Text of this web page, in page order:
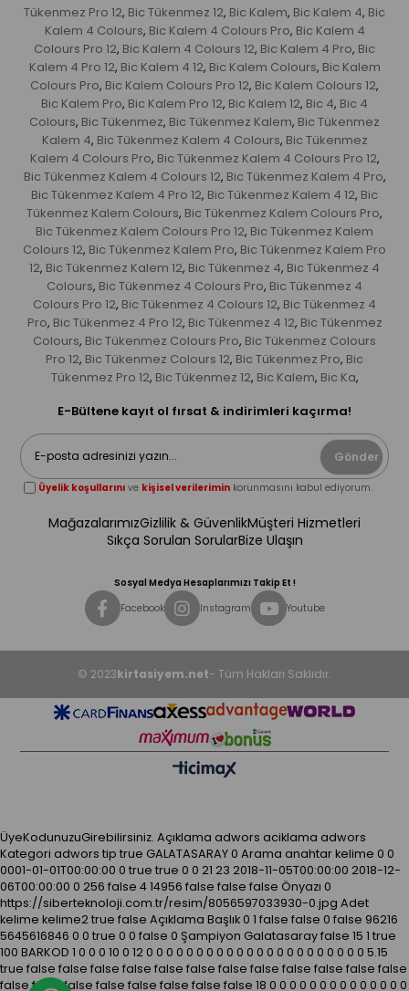
Tükenmez Pro 12, Bic Tükenmez 12, Bic Kalem, Bic Kalem 4, Bic
Kalem 4 Colours, Bic Kalem 4 Colours Pro, Bic Kalem 4
Colours Pro 12, Bic Kalem 4 Colours 12, Bic Kalem 4 Pro, Bic
Kalem 4 Pro 12, Bic Kalem 4 12, Bic Kalem Colours, Bic Kalem
Colours Pro, Bic Kalem Colours Pro 12, Bic Kalem Colours 12,
Bic Kalem Pro, Bic Kalem Pro 12, Bic Kalem 12, Bic 4, Bic 4
Colours, Bic Tükenmez, Bic Tükenmez Kalem, Bic Tükenmez
Kalem 4, Bic Tükenmez Kalem 4 Colours, Bic Tükenmez
Kalem 4 Colours Pro, Bic Tükenmez Kalem 4 Colours Pro 12,
Bic Tükenmez Kalem 4 Colours 12, Bic Tükenmez Kalem 4 Pro,
Bic Tükenmez Kalem 4 Pro 12, Bic Tükenmez Kalem 4 12, Bic
Tükenmez Kalem Colours, Bic Tükenmez Kalem Colours Pro,
Bic Tükenmez Kalem Colours Pro 12, Bic Tükenmez Kalem
Colours 12, Bic Tükenmez Kalem Pro, Bic Tükenmez Kalem Pro
12, Bic Tükenmez Kalem 12, Bic Tükenmez 4, Bic Tükenmez 4
Colours, Bic Tükenmez 4 Colours Pro, Bic Tükenmez 4
Colours Pro 12, Bic Tükenmez 4 Colours 12, Bic Tükenmez 4
Pro, Bic Tükenmez 4 Pro 12, Bic Tükenmez 4 12, Bic Tükenmez
Colours, Bic Tükenmez Colours Pro, Bic Tükenmez Colours
Pro 12, Bic Tükenmez Colours 12, Bic Tükenmez Pro, Bic
Tükenmez Pro 12, Bic Tükenmez 12, Bic Kalem, Bic Ka,
E-Bültene kayıt ol fırsat & indirimleri kaçırma!
Gönder
Üyelik koşullarını ve kişisel verilerimin korunmasını kabul ediyorum.
MağazalarımızGizlilik & GüvenlikMüşteri Hizmetleri
Sıkça Sorulan SorularBize Ulaşın
Sosyal Medya Hesaplarımızı Takip Et !
Facebook
Instagram Youtube
© 2023kirtasiyem.net- Tüm Hakları Saklıdır.
ÜyeKodunuzuGirebilirsiniz. Açıklama adwors aciklama adwors
Kategori adwors tip true GALATASARAY0 Arama anahtar kelime 0 0
0001-01-01T00:00:00 0 true true 0 0 21 23 2018-11-05T00:00:00 2018-12-
06T00:00:00 0 256 false 414956 false false false Önyazı 0
https://siberteknoloji.com.tr/resim/8056597033930-0.jpg Adet
kelime kelime2true false Açıklama Başlık0 1 false false 0 false 96216
5645616846 0 0 true 0 0 false 0 Şampiyon Galatasarayfalse 15 1 true
100 BARKOD 1 0 0 0 10 0 120 0 0 0 0 0 0 0 0 0 0 0 0 0 0 0 0 0 0 0 0 0 5.15
true false false false false false false false false false false false false
false false false false false false false false 18 0 0 0 0 0 0 0 0 0 0 0 0 0 0